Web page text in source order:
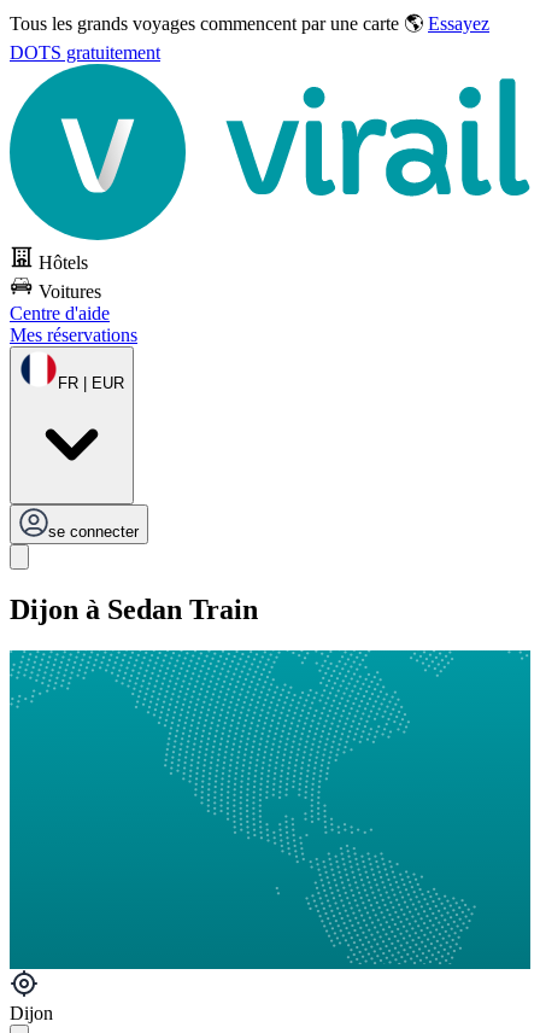
Tous les grands voyages commencent par une carte 🌎 Essayez
DOTS gratuitement
Hôtels
Voitures
Centre d'aide
Mes réservations
FR | EUR
se connecter
Dijon à Sedan Train
Dijon